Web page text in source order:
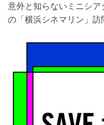
意外と知らないミニシ
の「横浜シネマリン」訪